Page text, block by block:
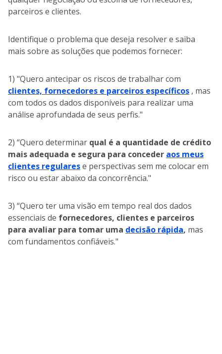
parceiros e clientes.
Identifique o problema que deseja resolver e saiba
mais sobre as soluções que podemos fornecer:
1) "Quero antecipar os riscos de trabalhar com
clientes, fornecedores e parceiros específicos , mas
com todos os dados disponíveis para realizar uma
análise aprofundada de seus perfis."
2) “Quero determinar qual é a quantidade de crédito
mais adequada e segura para conceder aos meus
clientes regularese perspectivas sem me colocar em
risco ou estar abaixo da concorrência."
3) “Quero ter uma visão em tempo real dos dados
essenciais de fornecedores, clientes e parceiros
para avaliar para tomar uma decisão rápida, mas
com fundamentos confiáveis."